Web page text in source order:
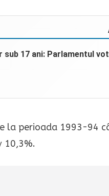
17 ani: Parlamentul
la perioada 1993-94
10,3%.